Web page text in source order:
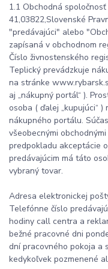
1.1 Obchodná
41,03822,Slovenské
"predávajúci" alebo
zapísaná v obchodnom
Číslo živnostenského
Teplický prevádzkuje
na stránke
aj „nákupný portál“ ).
osoba ( ďalej „kupujúci“
nákupného portálu.
všeobecnými
predpokladu akceptácie
predávajúcim má táto
vybraný tovar.
Adresa elektronickej
Telefónne číslo
hodiny call centra a
bežné pracovné dni
dní pracovného pokoja a
kedykoľvek pozmenené